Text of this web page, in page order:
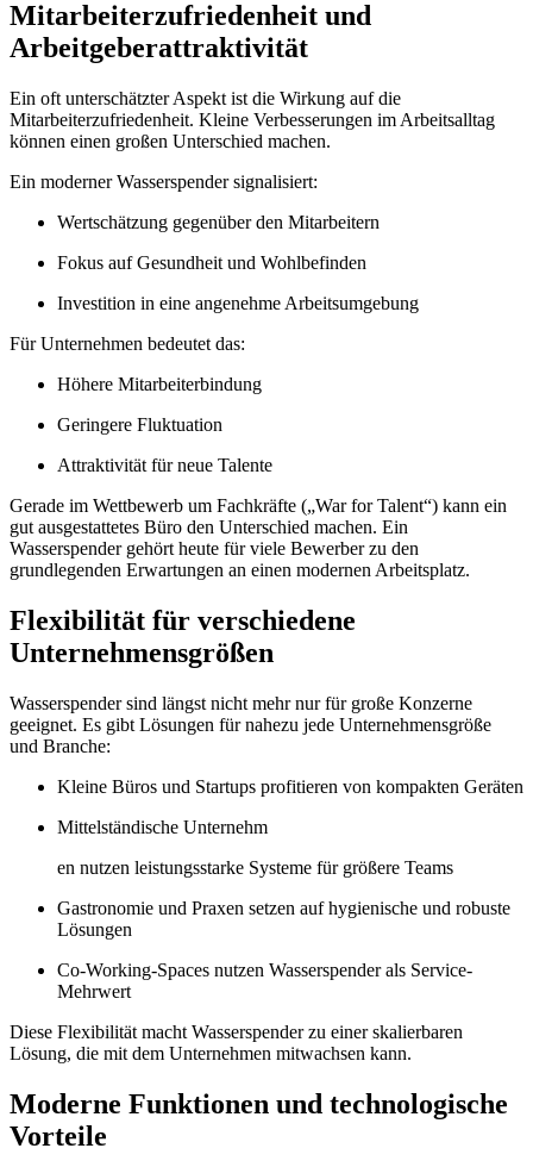
Mitarbeiterzufriedenheit und
Arbeitgeberattraktivität
Ein oft unterschätzter Aspekt ist die Wirkung auf die
Mitarbeiterzufriedenheit. Kleine Verbesserungen im Arbeitsalltag
können einen großen Unterschied machen.
Ein moderner Wasserspender signalisiert:
Wertschätzung gegenüber den Mitarbeitern
Fokus auf Gesundheit und Wohlbefinden
Investition in eine angenehme Arbeitsumgebung
Für Unternehmen bedeutet das:
Höhere Mitarbeiterbindung
Geringere Fluktuation
Attraktivität für neue Talente
Gerade im Wettbewerb um Fachkräfte („War for Talent“) kann ein
gut ausgestattetes Büro den Unterschied machen. Ein
Wasserspender gehört heute für viele Bewerber zu den
grundlegenden Erwartungen an einen modernen Arbeitsplatz.
Flexibilität für verschiedene
Unternehmensgrößen
Wasserspender sind längst nicht mehr nur für große Konzerne
geeignet. Es gibt Lösungen für nahezu jede Unternehmensgröße
und Branche:
Kleine Büros und Startups profitieren von kompakten Geräten
Mittelständische Unternehm
en nutzen leistungsstarke Systeme für größere Teams
Gastronomie und Praxen setzen auf hygienische und robuste
Lösungen
Co-Working-Spaces nutzen Wasserspender als Service-
Mehrwert
Diese Flexibilität macht Wasserspender zu einer skalierbaren
Lösung, die mit dem Unternehmen mitwachsen kann.
Moderne Funktionen und technologische
Vorteile